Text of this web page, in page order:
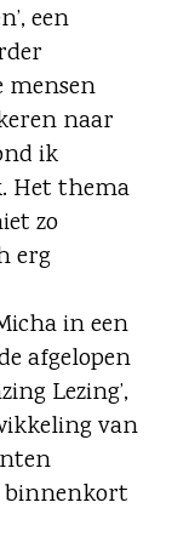
een
mensen
naar
ik
Het thema
zo
erg
in een
afgelopen
Lezing’,
van
binnenkort